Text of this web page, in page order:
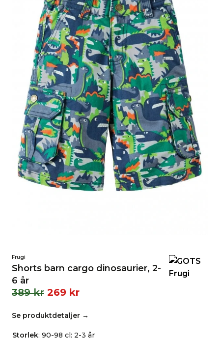
Frugi
Shorts barn cargo dinosaurier, 2-
6 år
389kr 269 kr
Se produktdetaljer →
Storlek: 90-98 cl: 2-3 år